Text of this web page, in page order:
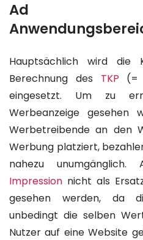
Ad
Hauptsächlich wird die
Berechnung des TKP (=
eingesetzt. Um zu
Werbeanzeige
Werbetreibende an den
Werbung platziert,
nahezu
Impression nicht als
gesehen werden, da
unbedingt die selben
Nutzer auf eine Website